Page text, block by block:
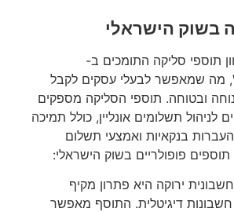
בשוק הישראלי
תוספי סליקה התומכים ב-
WooCommerce, מה שמאפשר לבעלי עסקים לקבל
ובטוחה. תוספי הסליקה מספקים
לניהול תשלומים אונליין, כולל תמיכה
בנקאיות ואמצעי תשלום
פופולריים בשוק הישראלי:
ירוקה היא פתרון מקיף
דיגיטלית. התוסף מאפשר